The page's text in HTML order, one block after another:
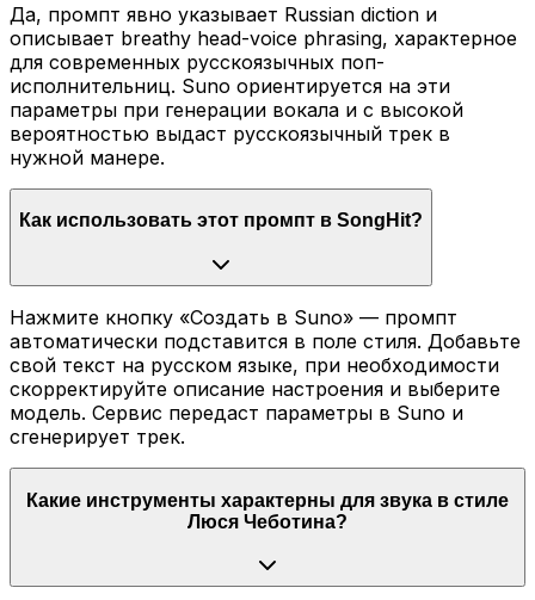
Да, промпт явно указывает Russian diction и
описывает breathy head-voice phrasing, характерное
для современных русскоязычных поп-
исполнительниц. Suno ориентируется на эти
параметры при генерации вокала и с высокой
вероятностью выдаст русскоязычный трек в
нужной манере.
Как использовать этот промпт в SongHit?
Нажмите кнопку «Создать в Suno» — промпт
автоматически подставится в поле стиля. Добавьте
свой текст на русском языке, при необходимости
скорректируйте описание настроения и выберите
модель. Сервис передаст параметры в Suno и
сгенерирует трек.
Какие инструменты характерны для звука в стиле
Люся Чеботина?